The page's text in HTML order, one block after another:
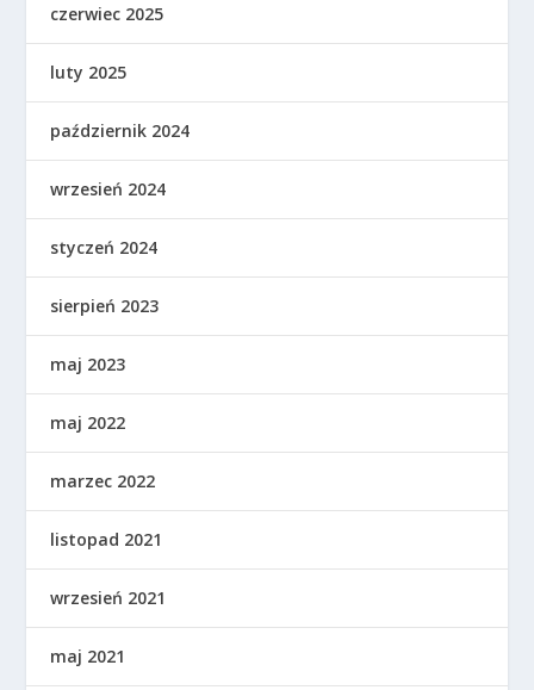
czerwiec 2025
luty 2025
październik 2024
wrzesień 2024
styczeń 2024
sierpień 2023
maj 2023
maj 2022
marzec 2022
listopad 2021
wrzesień 2021
maj 2021